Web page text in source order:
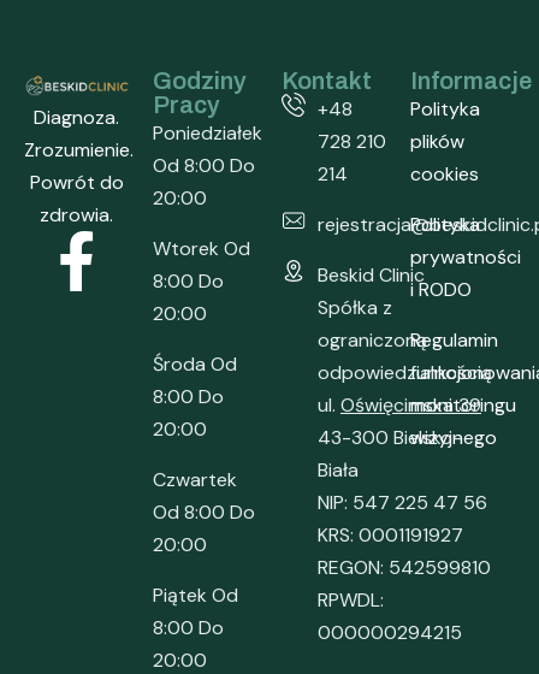
Diagnoza.
Zrozumienie.
Powrót do
zdrowia.
Godziny
Pracy
Poniedziałek
Od 8:00 Do
20:00
Wtorek Od
8:00 Do
20:00
Środa Od
8:00 Do
20:00
Czwartek
Od 8:00 Do
20:00
Piątek Od
8:00 Do
20:00
Kontakt
+48
728 210
214
Beskid Clinic
Spółka z
ograniczoną
odpowiedzialnością
ul. Oświęcimska 39
43-300 Bielsko-
Biała
NIP: 547 225 47 56
KRS: 0001191927
REGON: 542599810
RPWDL:
000000294215
Informacje
Polityka
plików
cookies
Polityka
prywatności
i RODO
Regulamin
monitoringu
wizyjnego